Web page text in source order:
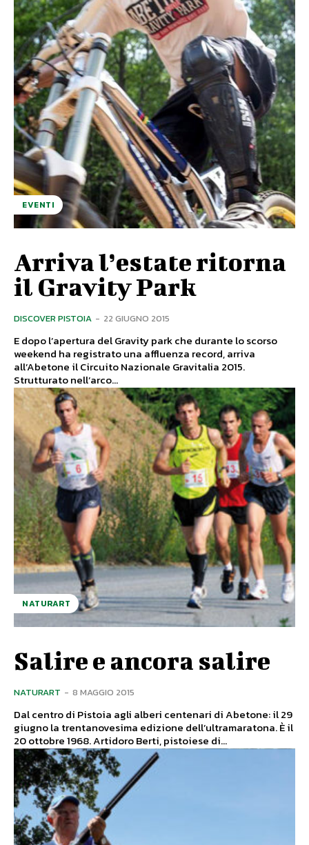
EVENTI
Arriva l’estate ritorna
il Gravity Park
DISCOVER PISTOIA - 22 GIUGNO 2015
E dopo l’apertura del Gravity park che durante lo scorso
weekend ha registrato una affluenza record, arriva
all’Abetone il Circuito Nazionale Gravitalia 2015.
Strutturato nell’arco...
NATURART
Salire e ancora salire
NATURART - 8 MAGGIO 2015
Dal centro di Pistoia agli alberi centenari di Abetone: il 29
giugno la trentanovesima edizione dell’ultramaratona. È il
20 ottobre 1968. Artidoro Berti, pistoiese di...